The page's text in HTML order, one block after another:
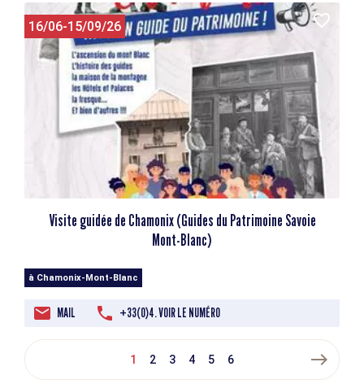
16/06-15/09/26
Visite guidée de Chamonix (Guides du Patrimoine Savoie
Mont-Blanc)
à Chamonix-Mont-Blanc
MAIL +33(0)4. VOIR LE NUMÉRO
1 2 3 4 5 6 east